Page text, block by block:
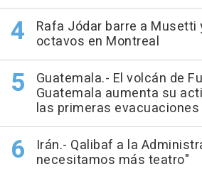
Rafa Jódar barre a Musetti
octavos en Montreal
Guatemala.- El volcán de
Guatemala aumenta su
las primeras evacuaciones
Irán.- Qalibaf a la
necesitamos más teatro"